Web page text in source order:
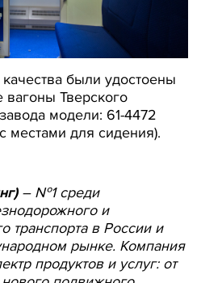
были удостоены
Тверского
модели: 61-4472
местами для сидения).
– №1 среди
и
транспорта в России и
рынке. Компания
продуктов и услуг: от